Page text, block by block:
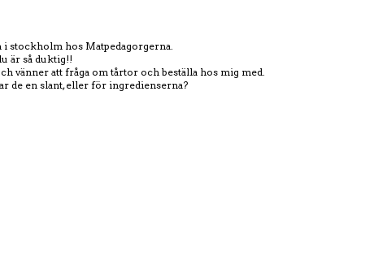
stockholm hos Matpedagorgerna.
är så duktig!!
vänner att fråga om tårtor och beställa hos mig med.
de en slant, eller för ingredienserna?